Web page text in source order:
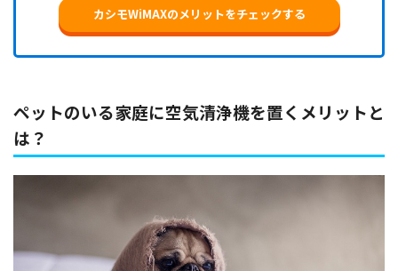
カシモWiMAXのメリットをチェックする
ペットのいる家庭に空気清浄機を置くメリットと
は？